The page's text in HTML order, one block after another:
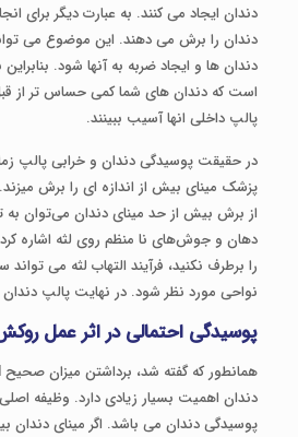
دندان ایجاد می کنند. به عبارت دیگر برای
دندان را برش می دهند. این موضوع می
دندان ها و ایجاد ضربه به آنها شود.
است که دندان های شما کمی حساس تر از
پالپ داخلی انها آسیب ببینند.
در حقیقت پوسیدگی دندان و خرابی پالپ
پزشک مینای بیش از اندازه ای را برش
از برش بیش از حد مینای دندان می‌توان به
دهان و جوش‌های نا منظم روی لثه اشاره
را برطرف نکنید، فرآیند التهاب لثه می
نواحی مورد نظر شود. در نهایت پالپ
پوسیدگی احتمالی در اثر عمل
دندان اهمیت بسیار زیادی دارد. وظیفه
پوسیدگی دندان می باشد. اگر مینای دندان